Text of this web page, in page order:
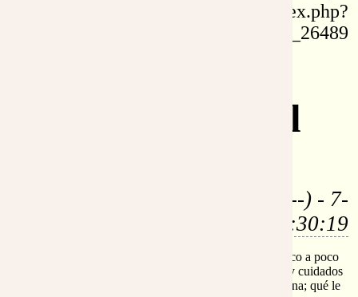
https://www.eltestigofiel.org/index.php?
idu=fr_26489
Encarnación del
Jordi (219.115.231.---) - 7-
abr-2006, 7:30:19
El apremio para dar una noche de reposo a María poco a poco
iba levantando todo un temporal de preocupaciones y cuidados
que por dentro me ajitaba: Qué le iba a dar para la cena; qué le